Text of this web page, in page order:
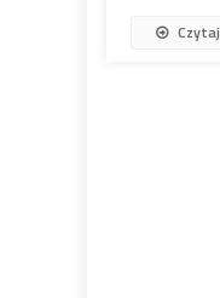
Czytaj